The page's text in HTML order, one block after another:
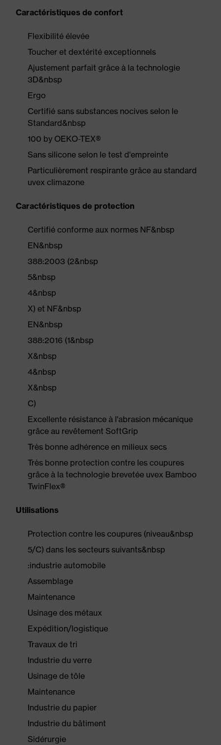
Caractéristiques de confort
Flexibilité élevée
Toucher et dextérité exceptionnels
Ajustement parfait grâce à la technologie
3D&nbsp
Ergo
Certifié sans substances nocives selon le
Standard&nbsp
100 by OEKO-TEX®
Sans silicone selon le test d'empreinte
Particulièrement respirante grâce au standard
uvex climazone
Caractéristiques de protection
Certifié conforme aux normes NF&nbsp
EN&nbsp
388:2003 (2&nbsp
5&nbsp
4&nbsp
X) et NF&nbsp
EN&nbsp
388:2016 (1&nbsp
X&nbsp
4&nbsp
X&nbsp
C)
Excellente résistance à l'abrasion mécanique
grâce au revêtement SoftGrip
Très bonne adhérence en milieux secs
Très bonne protection contre les coupures
grâce à la technologie brevetée uvex Bamboo
TwinFlex®
Utilisations
Protection contre les coupures (niveau&nbsp
5/C) dans les secteurs suivants&nbsp
:industrie automobile
Assemblage
Maintenance
Usinage des métaux
Expédition/logistique
Travaux de tri
Industrie du verre
Usinage de tôle
Maintenance
Industrie du papier
Industrie du bâtiment
Sidérurgie